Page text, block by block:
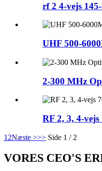
rf 2 4-vejs
UHF 500-
2-300 MHz
RF 2, 3, 4-
1 2Næste >>> Side 1 / 2
VORES CEO'S